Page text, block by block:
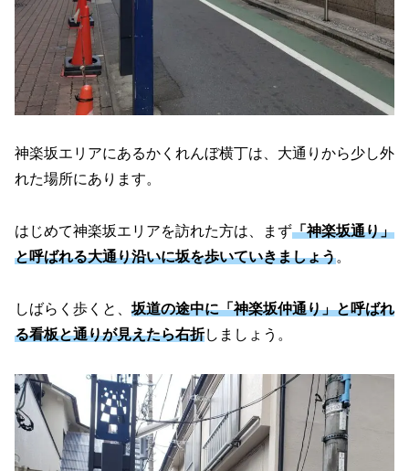
神楽坂エリアにあるかくれんぼ横丁は、大通りから少し外
れた場所にあります。
はじめて神楽坂エリアを訪れた方は、まず「神楽坂通り」
と呼ばれる大通り沿いに坂を歩いていきましょう。
しばらく歩くと、 坂道の途中に「神楽坂仲通り」と呼ばれ
る看板と通りが見えたら右折しましょう。